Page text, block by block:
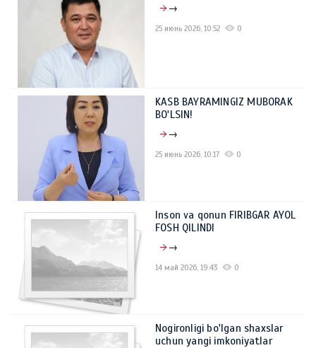
→
25 июнь 2026, 10:52 0
KASB BAYRAMINGIZ MUBORAK
BO'LSIN!
→
25 июнь 2026, 10:17 0
Inson va qonun FIRIBGAR AYOL
FOSH QILINDI
→
14 май 2026, 19:43 0
Nogironligi bo'lgan shaxslar
uchun yangi imkoniyatlar